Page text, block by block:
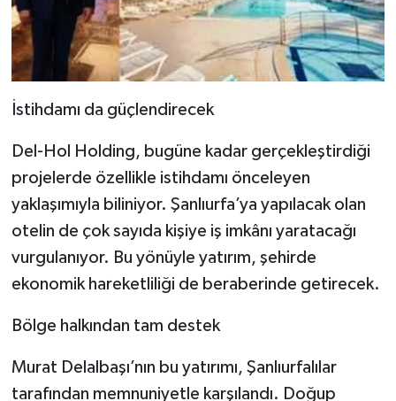
İstihdamı da güçlendirecek
Del-Hol Holding, bugüne kadar gerçekleştirdiği
projelerde özellikle istihdamı önceleyen
yaklaşımıyla biliniyor. Şanlıurfa’ya yapılacak olan
otelin de çok sayıda kişiye iş imkânı yaratacağı
vurgulanıyor. Bu yönüyle yatırım, şehirde
ekonomik hareketliliği de beraberinde getirecek.
Bölge halkından tam destek
Murat Delalbaşı’nın bu yatırımı, Şanlıurfalılar
tarafından memnuniyetle karşılandı. Doğup